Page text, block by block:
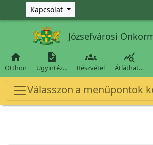
Ugrás a fő tartalomra
Kapcsolat
Józsefvárosi

Otthon

Ügyintéz…

Részvétel

Átláthat…
Válasszon a menüpontok